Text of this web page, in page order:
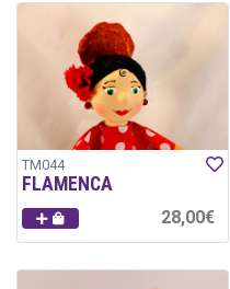
TM044
FLAMENCA
28,00€